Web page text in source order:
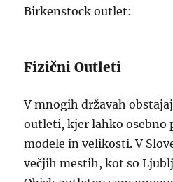
Birkenstock outlet:
Fizični Outleti
V mnogih državah
outleti, kjer lahko osebno
modele in velikosti. V
večjih mestih, kot so